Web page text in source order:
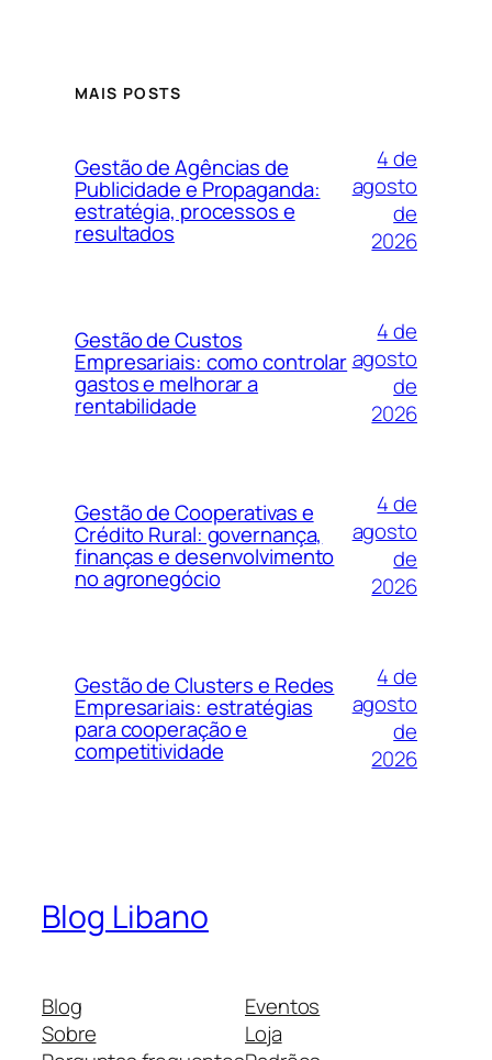
MAIS POSTS
Gestão de Agências de
Publicidade e Propaganda:
estratégia, processos e
resultados
4 de
agosto
de
2026
Gestão de Custos
Empresariais: como controlar
gastos e melhorar a
rentabilidade
4 de
agosto
de
2026
Gestão de Cooperativas e
Crédito Rural: governança,
finanças e desenvolvimento
no agronegócio
4 de
agosto
de
2026
Gestão de Clusters e Redes
Empresariais: estratégias
para cooperação e
competitividade
4 de
agosto
de
2026
Blog Libano
Blog
Sobre
Eventos
Loja